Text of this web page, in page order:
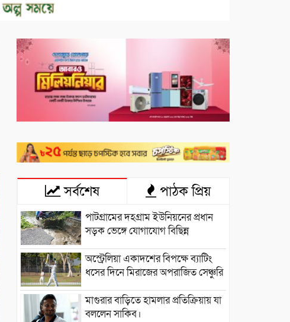
সর্বশেষ পাঠক প্রিয়
পাটগ্রামের দহগ্রাম ইউনিয়নের প্রধান
সড়ক ভেঙ্গে যোগাযোগ বিছিন্ন
অস্ট্রেলিয়া একাদশের বিপক্ষে ব্যাটিং
ধসের দিনে মিরাজের অপরাজিত সেঞ্চুরি
মাগুরার বাড়িতে হামলার প্রতিক্রিয়ায় যা
বললেন সাকিব।